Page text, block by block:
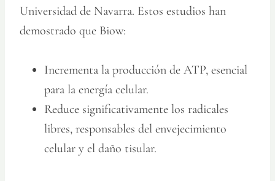
Universidad de Navarra. Estos estudios han
demostrado que Biow:
Incrementa la producción de ATP, esencial
para la energía celular.
Reduce significativamente los radicales
libres, responsables del envejecimiento
celular y el daño tisular.